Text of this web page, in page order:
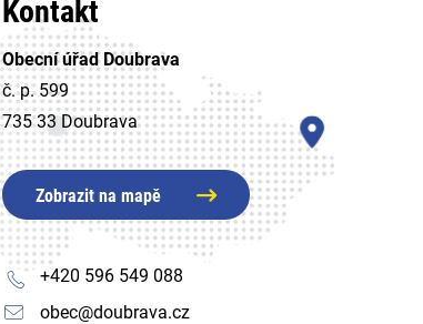
Kontakt
Obecní úřad Doubrava
č. p. 599
735 33 Doubrava
Zobrazit na mapě
+420 596 549 088
obec@doubrava.cz